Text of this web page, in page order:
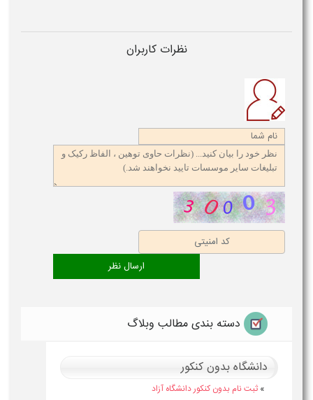
نظرات کاربران
دسته بندی مطالب وبلاگ
دانشگاه بدون کنکور
» ثبت نام بدون کنکور دانشگاه آزاد